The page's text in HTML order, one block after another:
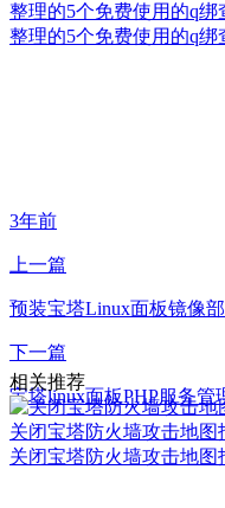
整理的5个免费使用的q
整理的5个免费使用的q
3年前
上一篇
预装宝塔Linux面板镜像
下一篇
宝塔linux面板PHP服务管
相关推荐
关闭宝塔防火墙攻击地图
关闭宝塔防火墙攻击地图